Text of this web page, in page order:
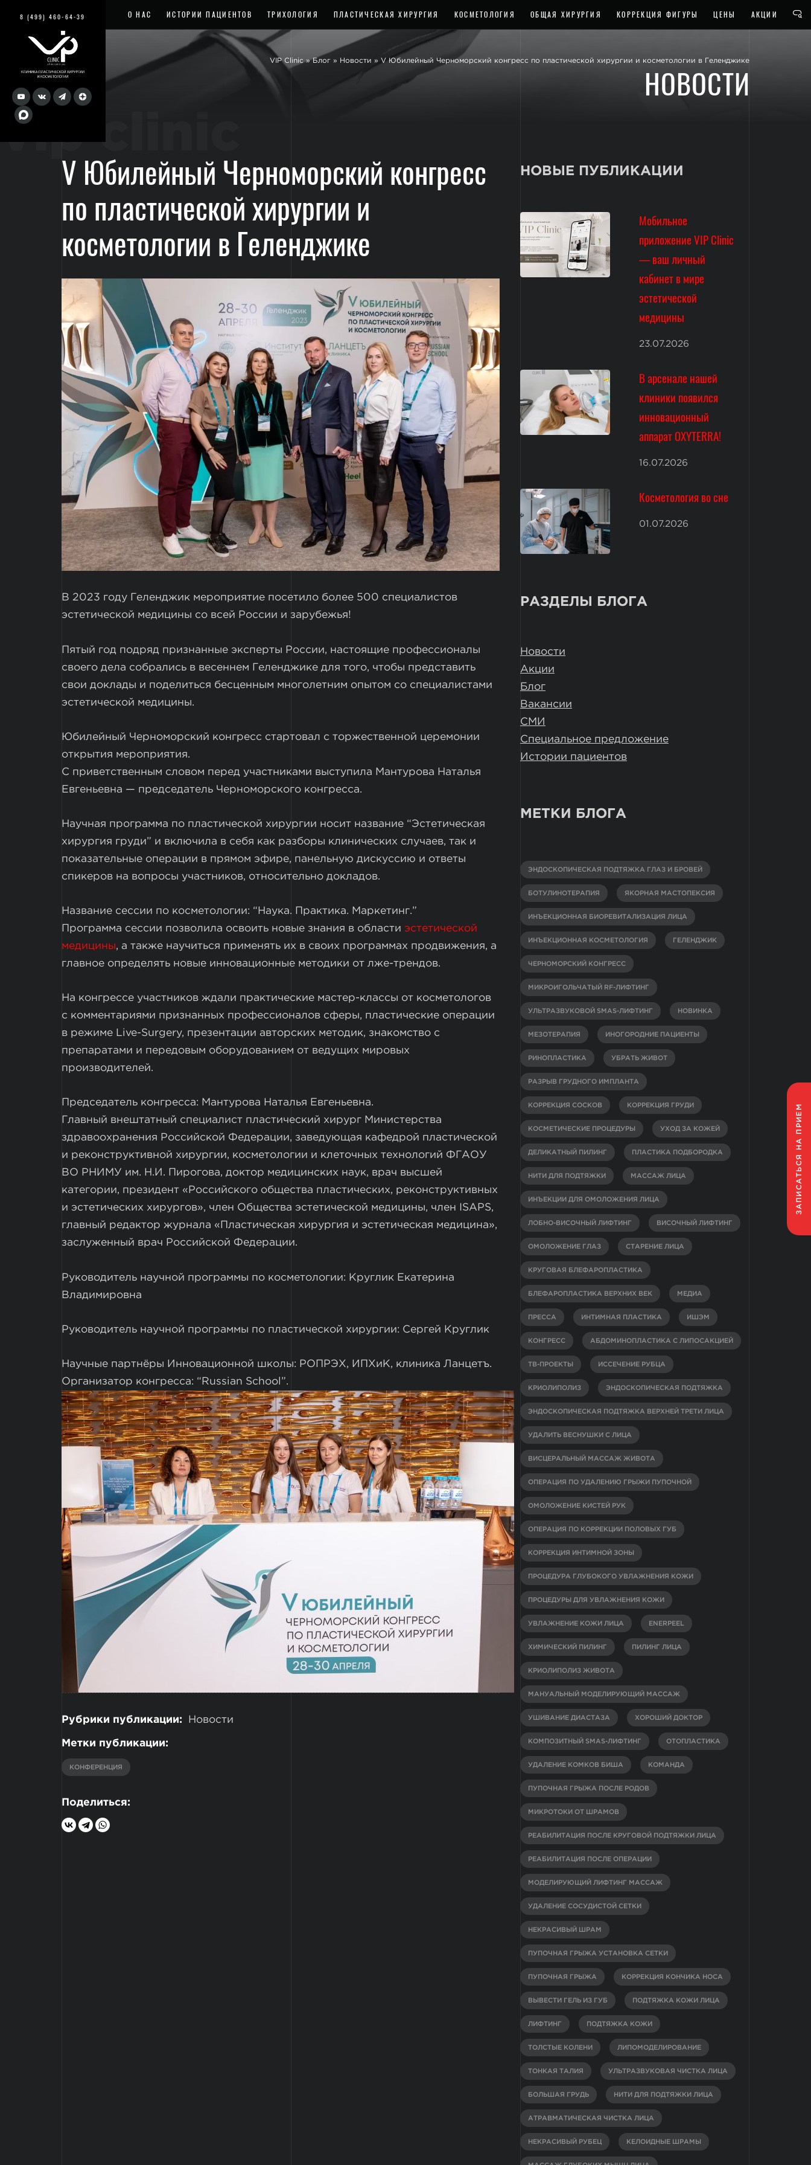
8 (499) 460-64-39
vip clinic
О НАС ИСТОРИИ ПАЦИЕНТОВ ТРИХОЛОГИЯ ПЛАСТИЧЕСКАЯ ХИРУРГИЯ КОСМЕТОЛОГИЯ ОБЩАЯ ХИРУРГИЯ КОРРЕКЦИЯ ФИГУРЫ ЦЕНЫ АКЦИИ
ЗАПИСАТЬСЯ
НА ПРИЕМ
VIP Clinic »Блог » Новости » V Юбилейный Черноморский конгресс по пластической хирургии и косметологии в Геленджике
НОВОСТИ
V Юбилейный Черноморский конгресс
по пластической хирургии и
косметологии в Геленджике
В 2023 году Геленджик мероприятие посетило более 500 специалистов
эстетической медицины со всей России и зарубежья!
Пятый год подряд признанные эксперты России, настоящие профессионалы
своего дела собрались в весеннем Геленджике для того, чтобы представить
свои доклады и поделиться бесценным многолетним опытом со специалистами
эстетической медицины.
Юбилейный Черноморский конгресс стартовал с торжественной церемонии
открытия мероприятия.
С приветственным словом перед участниками выступила Мантурова Наталья
Евгеньевна — председатель Черноморского конгресса.
Научная программа по пластической хирургии носит название “Эстетическая
хирургия груди” и включила в себя как разборы клинических случаев, так и
показательные операции в прямом эфире, панельную дискуссию и ответы
спикеров на вопросы участников, относительно докладов.
Название сессии по косметологии: “Наука. Практика. Маркетинг.”
Программа сессии позволила освоить новые знания в области эстетической
медицины, а также научиться применять их в своих программах продвижения, а
главное определять новые инновационные методики от лже-трендов.
На конгрессе участников ждали практические мастер-классы от косметологов
с комментариями признанных профессионалов сферы, пластические операции
в режиме Live-Surgery, презентации авторских методик, знакомство с
препаратами и передовым оборудованием от ведущих мировых
производителей.
Председатель конгресса: Мантурова Наталья Евгеньевна.
Главный внештатный специалист пластический хирург Министерства
здравоохранения Российской Федерации, заведующая кафедрой пластической
и реконструктивной хирургии, косметологии и клеточных технологий ФГАОУ
ВО РНИМУ им. Н.И. Пирогова, доктор медицинских наук, врач высшей
категории, президент «Российского общества пластических, реконструктивных
и эстетических хирургов», член Общества эстетической медицины, член ISAPS,
главный редактор журнала «Пластическая хирургия и эстетическая медицина»,
заслуженный врач Российской Федерации.
Руководитель научной программы по косметологии: Круглик Екатерина
Владимировна
Руководитель научной программы по пластической хирургии: Сергей Круглик
Научные партнёры Инновационной школы: РОПРЭХ, ИПХиК, клиника Ланцетъ.
Организатор конгресса: “Russian School”.
Рубрики публикации: Новости
Метки публикации:
КОНФЕРЕНЦИЯ
Поделиться:
НОВЫЕ ПУБЛИКАЦИИ
Мобильное
приложение VIP Clinic
— ваш личный
кабинет в мире
эстетической
медицины
23.07.2026
В арсенале нашей
клиники появился
инновационный
аппарат OXYTERRA!
16.07.2026
Косметология во сне
01.07.2026
РАЗДЕЛЫ БЛОГА
Новости
Акции
Блог
Вакансии
СМИ
Специальное предложение
Истории пациентов
МЕТКИ БЛОГА
ЭНДОСКОПИЧЕСКАЯ ПОДТЯЖКА ГЛАЗ И БРОВЕЙ
БОТУЛИНОТЕРАПИЯ ЯКОРНАЯ МАСТОПЕКСИЯ
ИНЪЕКЦИОННАЯ БИОРЕВИТАЛИЗАЦИЯ ЛИЦА
ИНЪЕКЦИОННАЯ КОСМЕТОЛОГИЯ ГЕЛЕНДЖИК
ЧЕРНОМОРСКИЙ КОНГРЕСС
МИКРОИГОЛЬЧАТЫЙ RF-ЛИФТИНГ
УЛЬТРАЗВУКОВОЙ SMAS-ЛИФТИНГ НОВИНКА
МЕЗОТЕРАПИЯ ИНОГОРОДНИЕ ПАЦИЕНТЫ
РИНОПЛАСТИКА УБРАТЬ ЖИВОТ
РАЗРЫВ ГРУДНОГО ИМПЛАНТА
КОРРЕКЦИЯ СОСКОВ КОРРЕКЦИЯ ГРУДИ
КОСМЕТИЧЕСКИЕ ПРОЦЕДУРЫ УХОД ЗА КОЖЕЙ
ДЕЛИКАТНЫЙ ПИЛИНГ ПЛАСТИКА ПОДБОРОДКА
НИТИ ДЛЯ ПОДТЯЖКИ МАССАЖ ЛИЦА
ИНЪЕКЦИИ ДЛЯ ОМОЛОЖЕНИЯ ЛИЦА
ЛОБНО-ВИСОЧНЫЙ ЛИФТИНГ ВИСОЧНЫЙ ЛИФТИНГ
ОМОЛОЖЕНИЕ ГЛАЗ СТАРЕНИЕ ЛИЦА
КРУГОВАЯ БЛЕФАРОПЛАСТИКА
БЛЕФАРОПЛАСТИКА ВЕРХНИХ ВЕК МЕДИА
ПРЕССА ИНТИМНАЯ ПЛАСТИКА ИШЭМ
КОНГРЕСС АБДОМИНОПЛАСТИКА С ЛИПОСАКЦИЕЙ
ТВ-ПРОЕКТЫ ИССЕЧЕНИЕ РУБЦА
КРИОЛИПОЛИЗ ЭНДОСКОПИЧЕСКАЯ ПОДТЯЖКА
ЭНДОСКОПИЧЕСКАЯ ПОДТЯЖКА ВЕРХНЕЙ ТРЕТИ ЛИЦА
УДАЛИТЬ ВЕСНУШКИ С ЛИЦА
ВИСЦЕРАЛЬНЫЙ МАССАЖ ЖИВОТА
ОПЕРАЦИЯ ПО УДАЛЕНИЮ ГРЫЖИ ПУПОЧНОЙ
ОМОЛОЖЕНИЕ КИСТЕЙ РУК
ОПЕРАЦИЯ ПО КОРРЕКЦИИ ПОЛОВЫХ ГУБ
КОРРЕКЦИЯ ИНТИМНОЙ ЗОНЫ
ПРОЦЕДУРА ГЛУБОКОГО УВЛАЖНЕНИЯ КОЖИ
ПРОЦЕДУРЫ ДЛЯ УВЛАЖНЕНИЯ КОЖИ
УВЛАЖНЕНИЕ КОЖИ ЛИЦА ENERPEEL
ХИМИЧЕСКИЙ ПИЛИНГ ПИЛИНГ ЛИЦА
КРИОЛИПОЛИЗ ЖИВОТА
МАНУАЛЬНЫЙ МОДЕЛИРУЮЩИЙ МАССАЖ
УШИВАНИЕ ДИАСТАЗА ХОРОШИЙ ДОКТОР
КОМПОЗИТНЫЙ SMAS-ЛИФТИНГ ОТОПЛАСТИКА
УДАЛЕНИЕ КОМКОВ БИША КОМАНДА
ПУПОЧНАЯ ГРЫЖА ПОСЛЕ РОДОВ
МИКРОТОКИ ОТ ШРАМОВ
РЕАБИЛИТАЦИЯ ПОСЛЕ КРУГОВОЙ ПОДТЯЖКИ ЛИЦА
РЕАБИЛИТАЦИЯ ПОСЛЕ ОПЕРАЦИИ
МОДЕЛИРУЮЩИЙ ЛИФТИНГ МАССАЖ
УДАЛЕНИЕ СОСУДИСТОЙ СЕТКИ
НЕКРАСИВЫЙ ШРАМ
ПУПОЧНАЯ ГРЫЖА УСТАНОВКА СЕТКИ
ПУПОЧНАЯ ГРЫЖА КОРРЕКЦИЯ КОНЧИКА НОСА
ВЫВЕСТИ ГЕЛЬ ИЗ ГУБ ПОДТЯЖКА КОЖИ ЛИЦА
ЛИФТИНГ ПОДТЯЖКА КОЖИ
ТОЛСТЫЕ КОЛЕНИ ЛИПОМОДЕЛИРОВАНИЕ
ТОНКАЯ ТАЛИЯ УЛЬТРАЗВУКОВАЯ ЧИСТКА ЛИЦА
БОЛЬШАЯ ГРУДЬ НИТИ ДЛЯ ПОДТЯЖКИ ЛИЦА
АТРАВМАТИЧЕСКАЯ ЧИСТКА ЛИЦА
НЕКРАСИВЫЙ РУБЕЦ КЕЛОИДНЫЕ ШРАМЫ